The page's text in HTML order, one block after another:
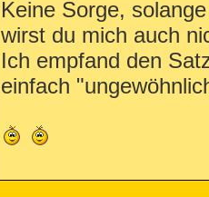
Keine Sorge,
wirst du mich auch
Ich empfand den
einfach